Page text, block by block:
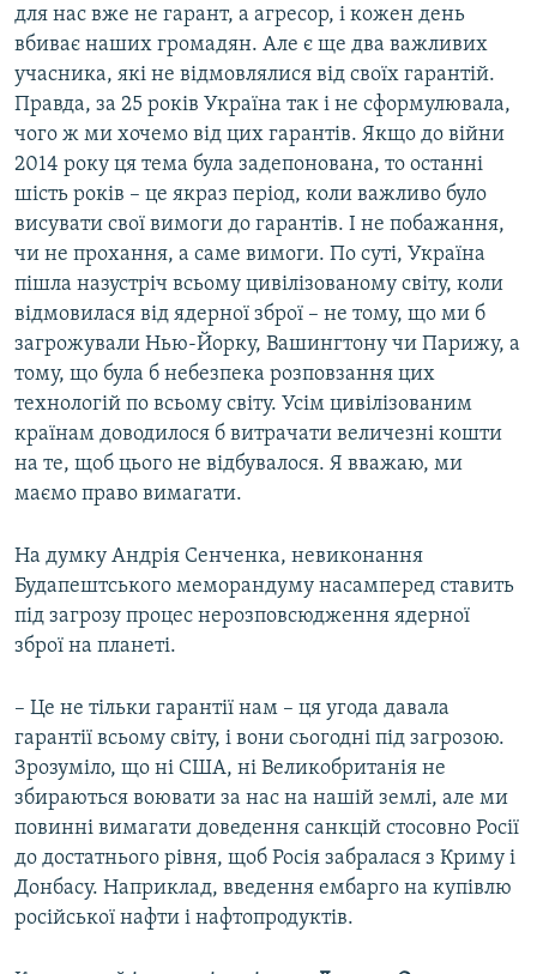
для нас вже не гарант, а агресор, і кожен день
вбиває наших громадян. Але є ще два важливих
учасника, які не відмовлялися від своїх гарантій.
Правда, за 25 років Україна так і не сформулювала,
чого ж ми хочемо від цих гарантів. Якщо до війни
2014 року ця тема була задепонована, то останні
шість років – це якраз період, коли важливо було
висувати свої вимоги до гарантів. І не побажання,
чи не прохання, а саме вимоги. По суті, Україна
пішла назустріч всьому цивілізованому світу, коли
відмовилася від ядерної зброї – не тому, що ми б
загрожували Нью-Йорку, Вашингтону чи Парижу, а
тому, що була б небезпека розповзання цих
технологій по всьому світу. Усім цивілізованим
країнам доводилося б витрачати величезні кошти
на те, щоб цього не відбувалося. Я вважаю, ми
маємо право вимагати.
На думку Андрія Сенченка, невиконання
Будапештського меморандуму насамперед ставить
під загрозу процес нерозповсюдження ядерної
зброї на планеті.
– Це не тільки гарантії нам – ця угода давала
гарантії всьому світу, і вони сьогодні під загрозою.
Зрозуміло, що ні США, ні Великобританія не
збираються воювати за нас на нашій землі, але ми
повинні вимагати доведення санкцій стосовно Росії
до достатнього рівня, щоб Росія забралася з Криму і
Донбасу. Наприклад, введення ембарго на купівлю
російської нафти і нафтопродуктів.